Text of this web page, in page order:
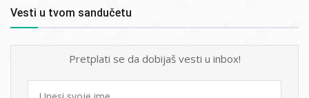
Vesti u tvom sandučetu
Pretplati se da dobijaš vesti u inbox!
First